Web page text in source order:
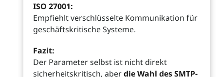
ISO 27001:
Empfiehlt verschlüsselte Kommunikation für
geschäftskritische Systeme.
Fazit:
Der Parameter selbst ist nicht direkt
sicherheitskritisch, aberdie Wahl des SMTP-